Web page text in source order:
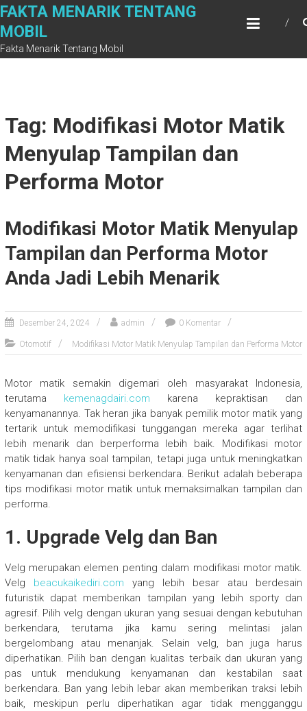
Skip
content
FAKTA MENARIK TENTANG
MOBIL
Fakta Menarik Tentang Mobil
Tag: Modifikasi Motor Matik
Menyulap Tampilan dan
Performa Motor
Modifikasi Motor Matik Menyulap
Tampilan dan Performa Motor
Anda Jadi Lebih Menarik
Desember 24, 2024 admin 0 Komentar
Otomotif Modifikasi Motor Matik Menyulap Tampilan dan Performa Motor
Motor matik semakin digemari oleh masyarakat Indonesia,
terutama kemenagdairi.com karena kepraktisan dan
kenyamanannya. Tak heran jika banyak pemilik motor matik yang
tertarik untuk memodifikasi tunggangan mereka agar terlihat
lebih menarik dan berperforma lebih baik. Modifikasi motor
matik tidak hanya soal tampilan, tetapi juga untuk meningkatkan
kenyamanan dan efisiensi berkendara. Berikut adalah beberapa
tips modifikasi motor matik untuk memaksimalkan tampilan dan
performa.
1. Upgrade Velg dan Ban
Velg merupakan elemen penting dalam modifikasi motor matik.
Velg beacukaikediri.com yang lebih besar atau berdesain
futuristik dapat memberikan tampilan yang lebih sporty dan
agresif. Pilih velg dengan ukuran yang sesuai dengan kebutuhan
berkendara, terutama jika kamu sering melintasi jalan
bergelombang atau menanjak. Selain velg, ban juga harus
diperhatikan. Pilih ban dengan kualitas terbaik dan ukuran yang
pas untuk mendukung kenyamanan dan kestabilan saat
berkendara. Ban yang lebih lebar akan memberikan traksi lebih
baik, meskipun perlu diperhatikan agar tidak mengganggu